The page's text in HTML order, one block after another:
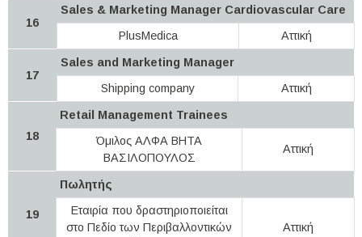
16
Sales & Marketing Manager Cardiovascular Care
PlusMedica
Αττική
17
Sales and Marketing Manager
Shipping company
Αττική
18
Retail Management Trainees
Όμιλος ΑΛΦΑ ΒΗΤΑ
ΒΑΣΙΛΟΠΟΥΛΟΣ
Αττική
19
Πωλητής
Εταιρία που δραστηριοποιείται
στο Πεδίο των Περιβαλλοντικών
Αττική